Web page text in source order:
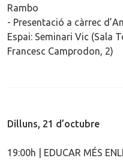
Rambo
- Presentació a càrrec
Espai: Seminari Vic (Sala
Francesc Camprodon, 2)
Dilluns, 21 d’octubre
19:00h | EDUCAR MÉS